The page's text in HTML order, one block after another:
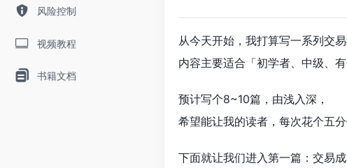
风险控制
视频教程
书籍文档
从今天开始，我打算写一系列交
内容主要适合「初学者、中级、
预计写个8~10篇，由浅入深，
希望能让我的读者，每次花个五
下面就让我们进入第一篇：交易